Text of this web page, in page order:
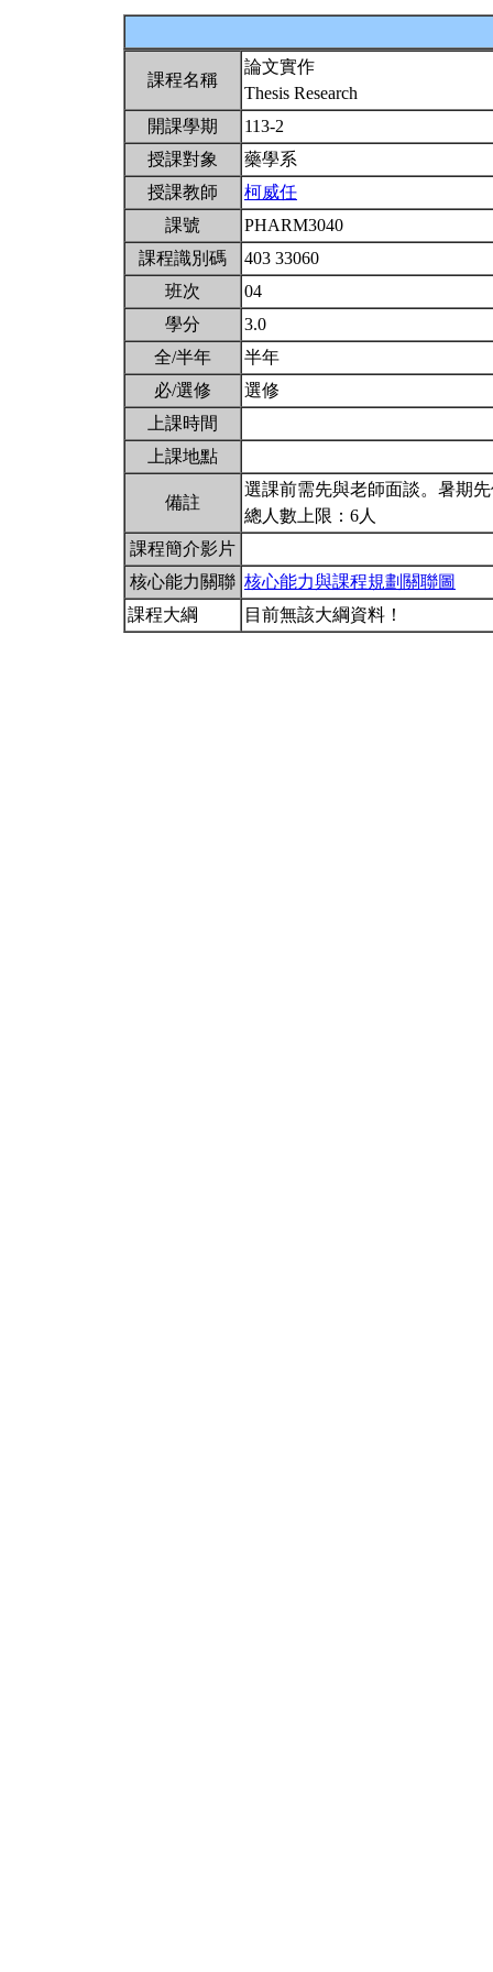
課程名稱
論文實作
Thesis Research
開課學期
113-2
授課對象
藥學系
授課教師
柯威任
課號
PHARM3040
課程識別碼
403 33060
班次
04
學分
3.0
全/半年
半年
必/選修
選修
上課時間
上課地點
備註
選課前需先與老師面談。暑期
總人數上限：6人
課程簡介影片
核心能力關聯 核心能力與課程規劃關聯圖
課程大綱
目前無該大綱資料！